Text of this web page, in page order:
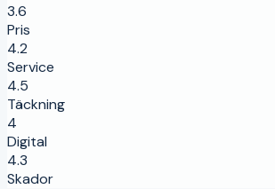
3.6
Pris
4.2
Service
4.5
Täckning
4
Digital
4.3
Skador